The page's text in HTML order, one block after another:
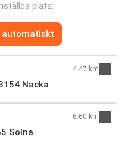
plats:
automatiskt
Nacka
4.47 km
Solna
6.60 km